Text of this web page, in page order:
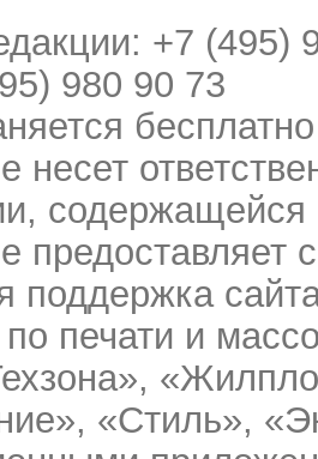
+7 (495)
980 90 73
бесплатно
несет
содержащейся
предоставляет
поддержка
по печати и
«Стиль»,